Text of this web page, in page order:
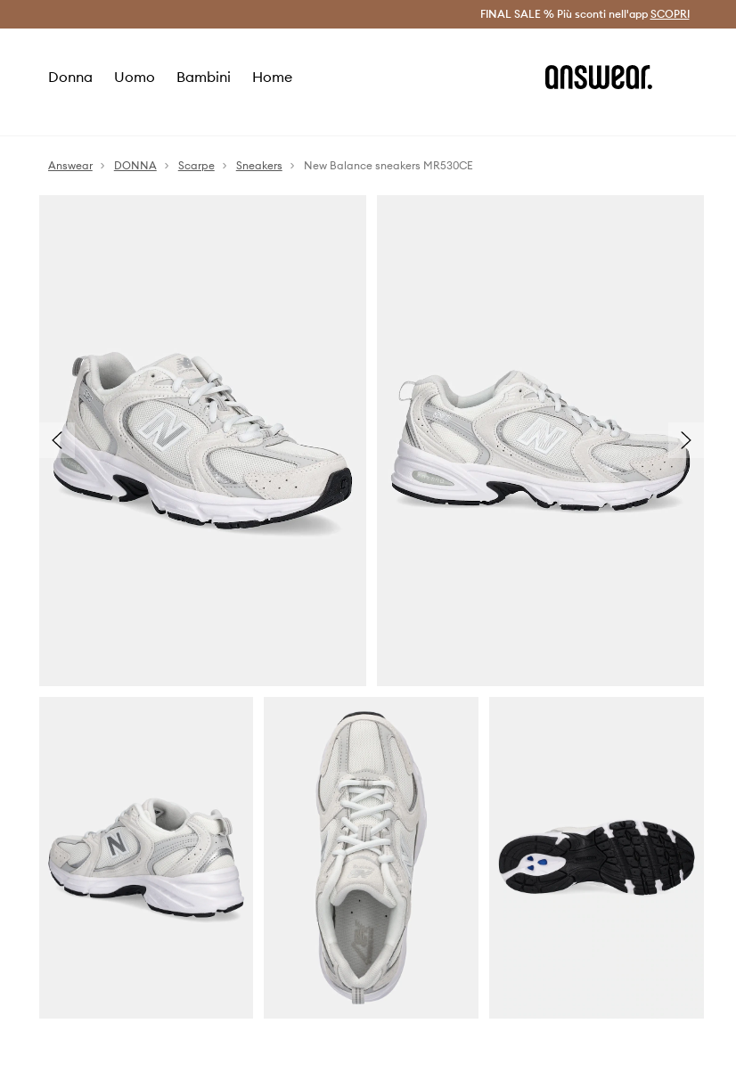
Risparmia con Answear Club > Spedizione entro 24 ore >
FINAL SALE % Più sconti nell'app SCOPRI
Donna Uomo Bambini Home
Answear DONNA Scarpe Sneakers New Balance sneakers MR530CE